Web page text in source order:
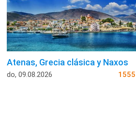
Atenas, Grecia clásica y Naxos
do, 09.08.2026 1555